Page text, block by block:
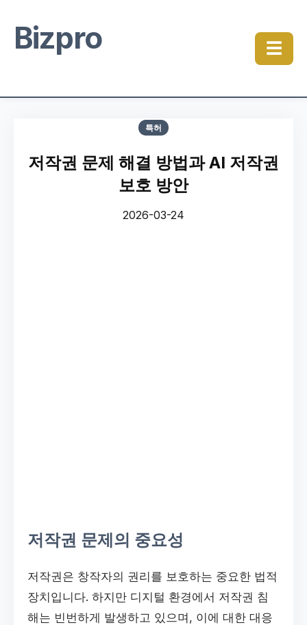
Bizpro ☰
특허
저작권 문제 해결 방법과 AI 저작권
보호 방안
2026-03-24
저작권 문제의 중요성
저작권은 창작자의 권리를 보호하는 중요한 법적
장치입니다. 하지만 디지털 환경에서 저작권 침
해는 빈번하게 발생하고 있으며, 이에 대한 대응